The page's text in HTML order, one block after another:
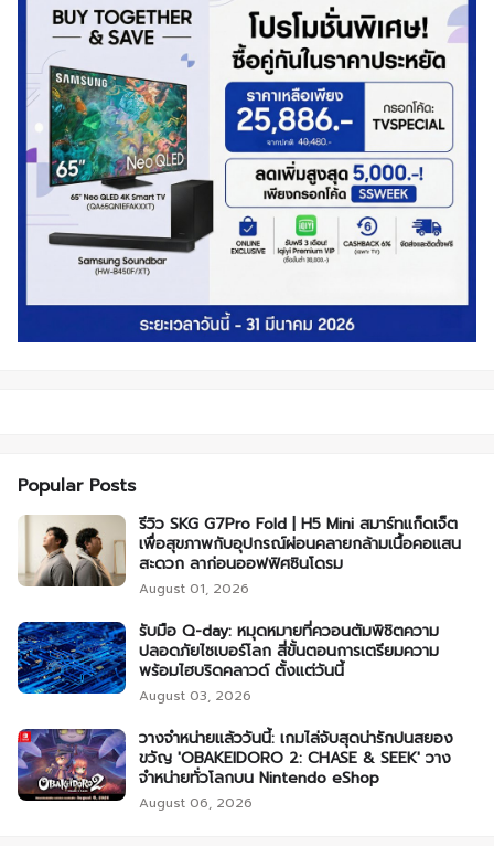
Popular Posts
รีวิว SKG G7Pro Fold | H5 Mini สมาร์ทแก็ดเจ็ต
เพื่อสุขภาพกับอุปกรณ์ผ่อนคลายกล้ามเนื้อคอแสน
สะดวก ลาก่อนออฟฟิศซินโดรม
August 01, 2026
รับมือ Q-day: หมุดหมายที่ควอนตัมพิชิตความ
ปลอดภัยไซเบอร์โลก สี่ขั้นตอนการเตรียมความ
พร้อมไฮบริดคลาวด์ ตั้งแต่วันนี้
August 03, 2026
วางจำหน่ายแล้ววันนี้: เกมไล่จับสุดน่ารักปนสยอง
ขวัญ 'OBAKEIDORO 2: CHASE & SEEK' วาง
จำหน่ายทั่วโลกบน Nintendo eShop
August 06, 2026